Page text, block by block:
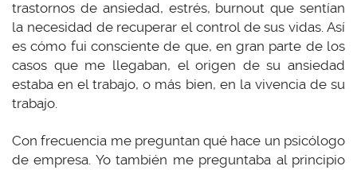
trastornos de ansiedad, estrés, burnout que sentían
la necesidad de recuperar el control de sus vidas. Así
es cómo fui consciente de que, en gran parte de los
casos que me llegaban, el origen de su ansiedad
estaba en el trabajo, o más bien, en la vivencia de su
trabajo.
Con frecuencia me preguntan qué hace un psicólogo
de empresa. Yo también me preguntaba al principio